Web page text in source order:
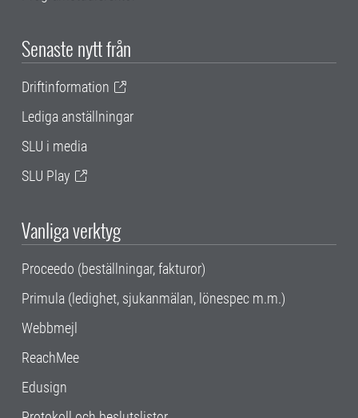
Senaste nytt från
Driftinformation
Lediga anställningar
SLU i media
SLU Play
Vanliga verktyg
Proceedo (beställningar, fakturor)
Primula (ledighet, sjukanmälan, lönespec m.m.)
Webbmejl
ReachMee
Edusign